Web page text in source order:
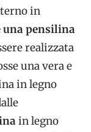
in
una pensilina
realizzata
una vera e
in legno
in legno